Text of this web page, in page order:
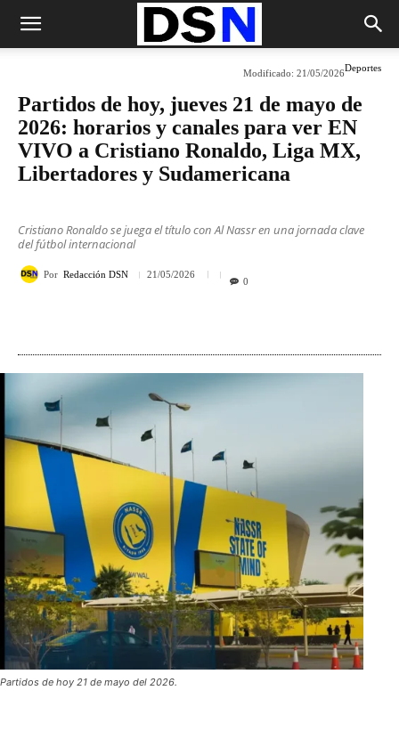
Deportes
Modificado: 21/05/2026
Partidos de hoy, jueves 21 de mayo de
2026: horarios y canales para ver EN
VIVO a Cristiano Ronaldo, Liga MX,
Libertadores y Sudamericana
Cristiano Ronaldo se juega el título con Al Nassr en una jornada clave
del fútbol internacional
Por Redacción DSN 21/05/2026
0
Partidos de hoy 21 de mayo del 2026.